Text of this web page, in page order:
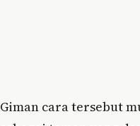
Giman cara tersebut